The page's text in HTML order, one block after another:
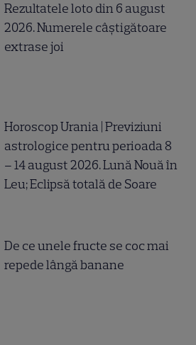
Rezultatele loto din 6 august
2026. Numerele câștigătoare
extrase joi
Horoscop Urania | Previziuni
astrologice pentru perioada 8
– 14 august 2026. Lună Nouă în
Leu; Eclipsă totală de Soare
De ce unele fructe se coc mai
repede lângă banane